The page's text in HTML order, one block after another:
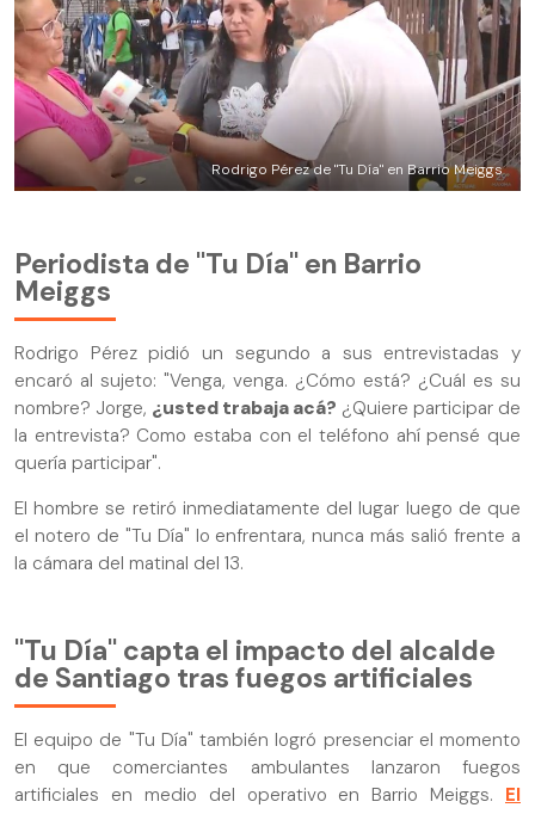
Rodrigo Pérez de "Tu Día" en Barrio Meiggs
Periodista de "Tu Día" en Barrio
Meiggs
Rodrigo Pérez pidió un segundo a sus entrevistadas y
encaró al sujeto: "Venga, venga. ¿Cómo está? ¿Cuál es su
nombre? Jorge, ¿usted trabaja acá? ¿Quiere participar de
la entrevista? Como estaba con el teléfono ahí pensé que
quería participar".
El hombre se retiró inmediatamente del lugar luego de que
el notero de "Tu Día" lo enfrentara, nunca más salió frente a
la cámara del matinal del 13.
"Tu Día" capta el impacto del alcalde
de Santiago tras fuegos artificiales
El equipo de "Tu Día" también logró presenciar el momento
en que comerciantes ambulantes lanzaron fuegos
artificiales en medio del operativo en Barrio Meiggs. El